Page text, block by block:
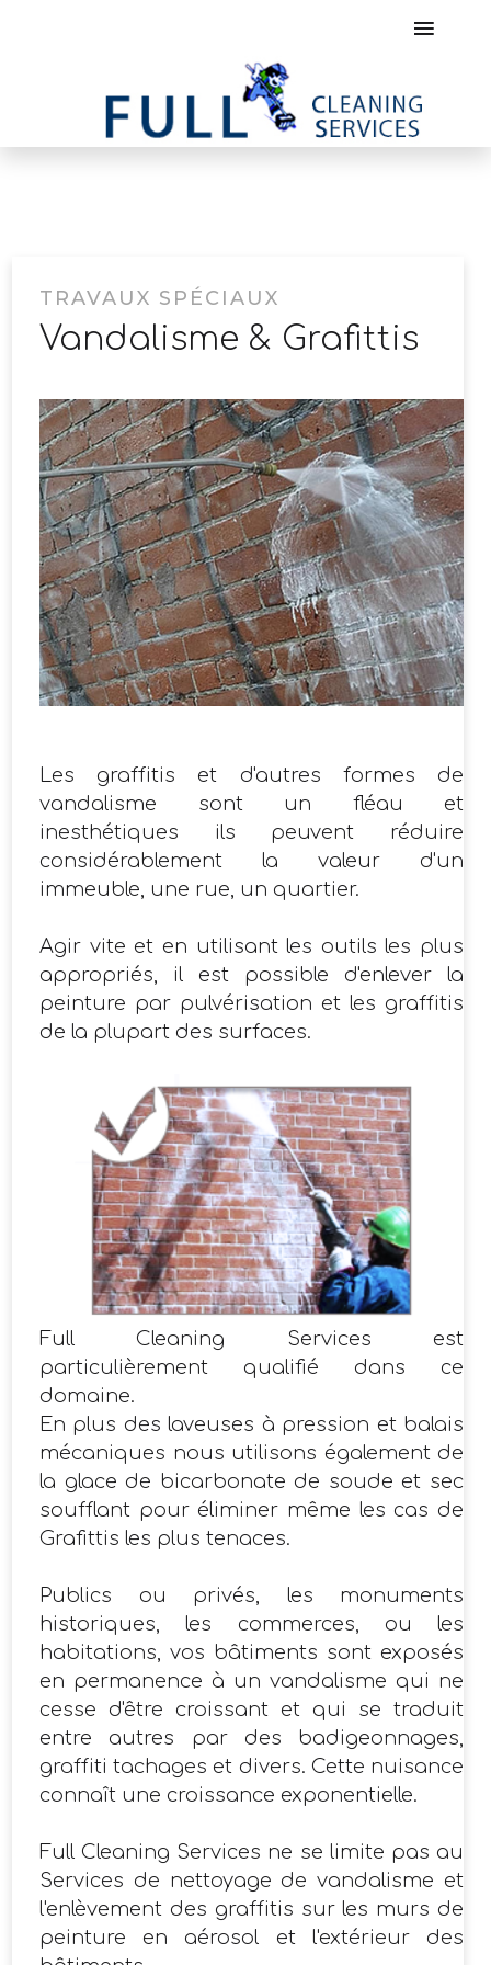
TRAVAUX SPÉCIAUX
Vandalisme & Grafittis
Les graffitis et d'autres formes de
vandalisme sont un fléau et
inesthétiques ils peuvent réduire
considérablement la valeur d'un
immeuble, une rue, un quartier.
​Agir vite et en utilisant les outils les plus
appropriés, il est possible d'enlever la
peinture par pulvérisation et les graffitis
de la plupart des surfaces.
​Full Cleaning Services est
particulièrement qualifié dans ce
domaine.
En plus des laveuses à pression et balais
mécaniques nous utilisons également de
la glace de bicarbonate de soude et sec
soufflant pour éliminer même les cas de
Grafittis les plus tenaces.
Publics ou privés, les monuments
historiques, les commerces, ou les
habitations, vos bâtiments sont exposés
en permanence à un vandalisme qui ne
cesse d'être croissant et qui se traduit
entre autres par des badigeonnages,
graffiti tachages et divers. Cette nuisance
connaît une croissance exponentielle.
Full Cleaning Services ne se limite pas au
Services de nettoyage de vandalisme et
l'enlèvement des graffitis sur les murs de
peinture en aérosol et l'extérieur des